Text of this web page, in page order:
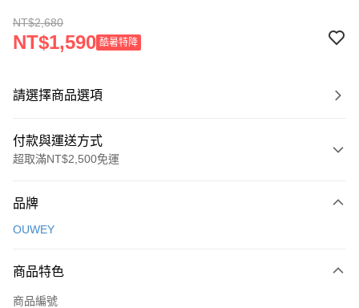
NT$2,680
NT$1,590 酷暑特降
請選擇商品選項
付款與運送方式
超取滿NT$2,500免運
信用卡一次付款
3 期 0 利率 每期
合作金庫商業銀行
超商取貨付款
品牌
OUWEY
商品特色
商品編號